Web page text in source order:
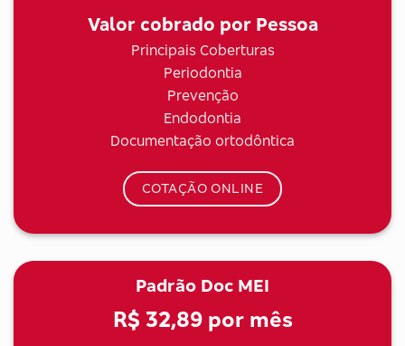
Valor cobrado por Pessoa
Principais Coberturas
Periodontia
Prevenção
Endodontia
Documentação ortodôntica
COTAÇÃO ONLINE
Padrão Doc MEI
R$ 32,89por mês